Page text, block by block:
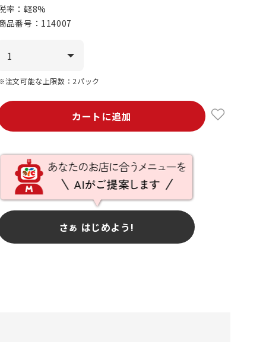
率：軽8%
品番号： 114007
注文可能な上限数：2パック
カートに追加
さぁ はじめよう!